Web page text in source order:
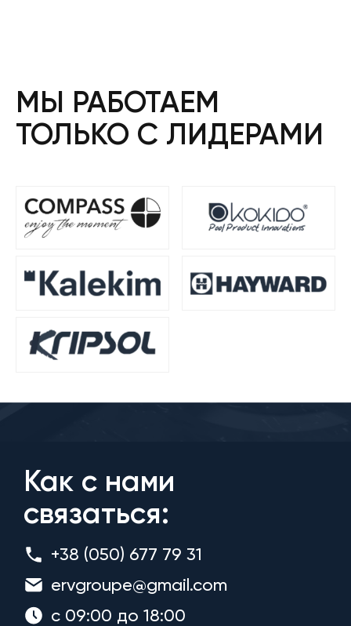
МЫ РАБОТАЕМ
ТОЛЬКО С ЛИДЕРАМИ
Как с нами
связаться:
+38 (050) 677 79 31
ervgroupe@gmail.com
с 09:00 до 18:00